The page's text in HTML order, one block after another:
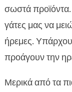
σωστά
γάτες μας να
ήρεμες.
προάγουν την
Μερικά από τα